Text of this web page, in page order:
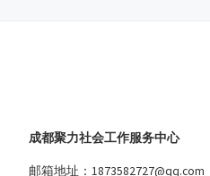
成都聚力社会工作服务中心
邮箱地址：1873582727@qq.com